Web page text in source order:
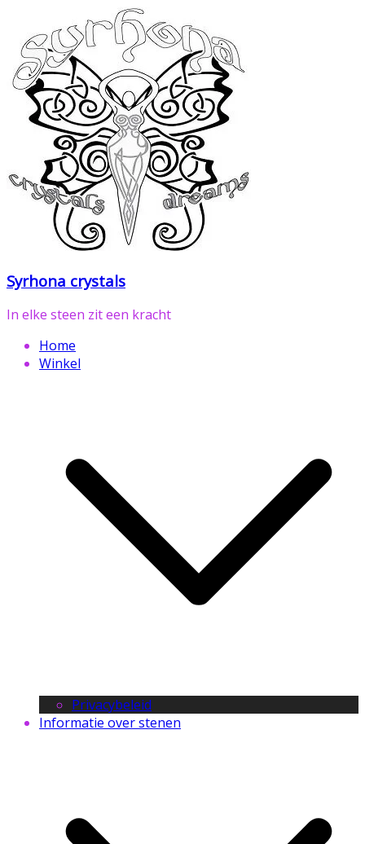
naar
inhoud
Syrhona crystals
In elke steen zit een kracht
Home
Winkel
Privacybeleid
Informatie over stenen